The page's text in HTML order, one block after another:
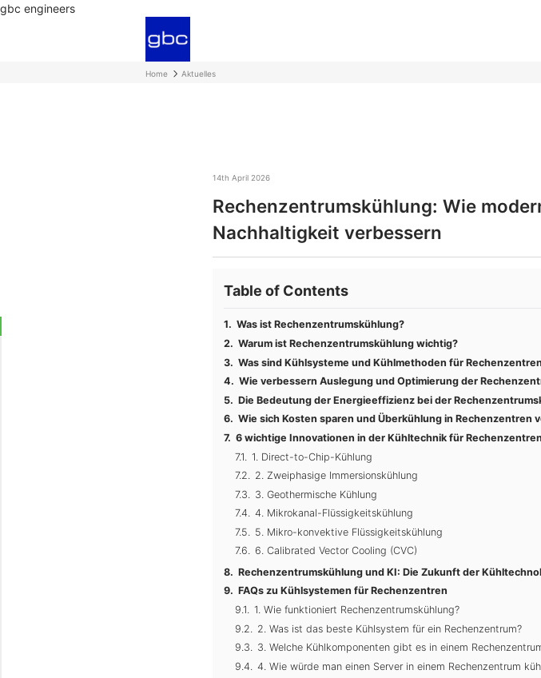
gbc engineers
Home Aktuelles
14th April 2026
Rechenzentrumskühlung: Wie
Nachhaltigkeit verbessern
Table of Contents
Was ist Rechenzentrumskühlung?
Warum ist Rechenzentrumskühlung wichtig?
Was sind Kühlsysteme und Kühlmethoden für
Wie verbessern Auslegung und Optimierung der
Die Bedeutung der Energieeffizienz bei der
Wie sich Kosten sparen und Überkühlung in Rechenzentren
6 wichtige Innovationen in der Kühltechnik für Rechenzentren
1. Direct-to-Chip-Kühlung
2. Zweiphasige Immersionskühlung
3. Geothermische Kühlung
4. Mikrokanal-Flüssigkeitskühlung
5. Mikro-konvektive Flüssigkeitskühlung
6. Calibrated Vector Cooling (CVC)
Rechenzentrumskühlung und KI: Die Zukunft der
FAQs zu Kühlsystemen für Rechenzentren
1. Wie funktioniert Rechenzentrumskühlung?
2. Was ist das beste Kühlsystem für ein Rechenzentrum?
3. Welche Kühlkomponenten gibt es in einem
4. Wie würde man einen Server in einem Rechenzentrum